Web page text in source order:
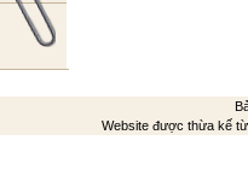
Website được thừa kế